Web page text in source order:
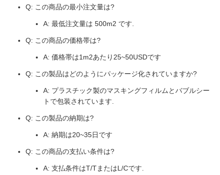
Q: この商品の最小注文量は?
A: 最低注文量は 500m2 です.
Q: この商品の価格帯は?
A: 価格帯は1m2あたり25~50USDです
Q: この製品はどのようにパッケージ化されていますか?
A: プラスチック製のマスキングフィルムとバブルシー
トで包装されています.
Q: この製品の納期は?
A: 納期は20~35日です
Q: この商品の支払い条件は?
A: 支払条件はT/TまたはL/Cです.